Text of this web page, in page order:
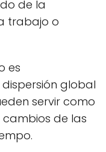
de la
trabajo o
es
global
servir como
cambios de las